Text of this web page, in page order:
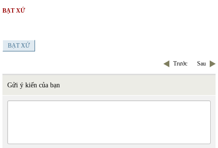
BẠT XỨ
BẠT XỨ
Trước Sau
Gửi ý kiến của bạn